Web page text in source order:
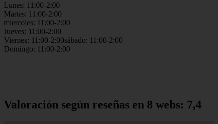
Lunes: 11:00-2:00
Martes: 11:00-2:00
miercoles: 11:00-2:00
Jueves: 11:00-2:00
Viernes: 11:00-2:00sábado: 11:00-2:00
Domingo: 11:00-2:00
Valoración según reseñas en 8 webs: 7,4